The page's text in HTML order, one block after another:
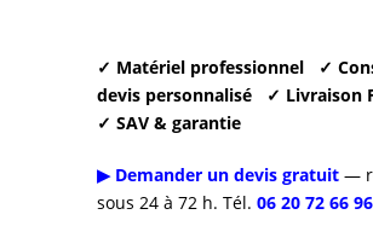
✓ Matériel professionnel
✓
devis personnalisé
✓ Livraison
✓ SAV & garantie
▶ Demander un devis gratuit —
sous 24 à 72 h. Tél. 06 20 72 66 96